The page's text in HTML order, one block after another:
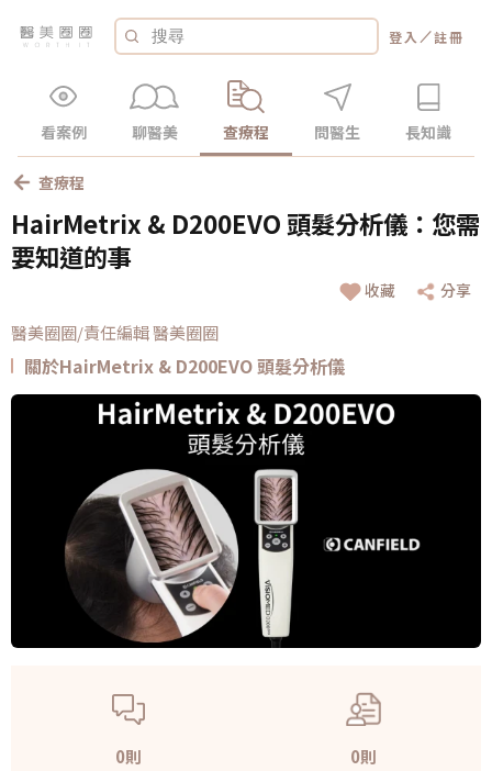
登入 ／註冊
看案例 聊醫美 查療程 問醫生 長知識
查療程
HairMetrix & D200EVO 頭髮分析儀：您需
要知道的事
收藏 分享
醫美圈圈/責任編輯 醫美圈圈
關於HairMetrix & D200EVO 頭髮分析儀
0則
0則